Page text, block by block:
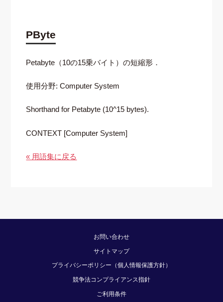
PByte
Petabyte（10の15乗バイト）の短縮形．
使用分野: Computer System
Shorthand for Petabyte (10^15 bytes).
CONTEXT [Computer System]
« 用語集に戻る
お問い合わせ
サイトマップ
プライバシーポリシー（個人情報保護方針）
競争法コンプライアンス指針
ご利用条件